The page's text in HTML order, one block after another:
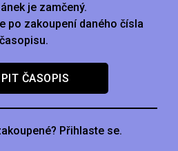
je zamčený.
po zakoupení daného čísla
časopisu.
ČASOPIS
Přihlaste se.